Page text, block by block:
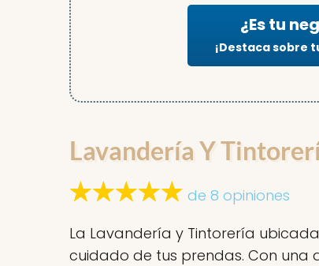
¿Es tu
¡Destaca sobre
Lavandería Y
de 8 opiniones
La Lavandería y Tintorería
cuidado de tus prendas. Con una